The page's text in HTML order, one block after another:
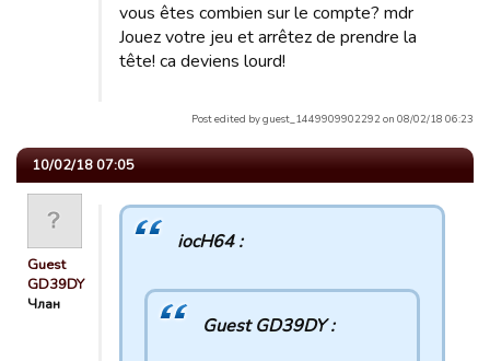
vous êtes combien sur le compte? mdr
Jouez votre jeu et arrêtez de prendre la
tête! ca deviens lourd!
Post edited by guest_1449909902292 on 08/02/18 06:23
10/02/18 07:05
Guest
GD39DY
Члан
iocH64 :
Guest GD39DY :